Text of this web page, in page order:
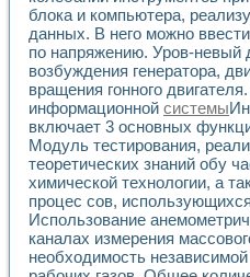
блока и компьютера,
данных. В него можно
по напряжению. Уров-невый
возбуждения генератора,
вращения гонного
информационной системы
включает 3 основных
Модуль тестирования,
теоретических знаний обу
химической технологии, а
процес сов,
Использование
каналах измерения
необходимость